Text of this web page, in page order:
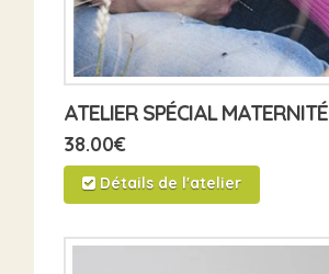
ATELIER SPÉCIAL MATERNITÉ
38.00€
Détails de l'atelier